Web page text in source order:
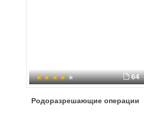
64
Родоразрешающие операции